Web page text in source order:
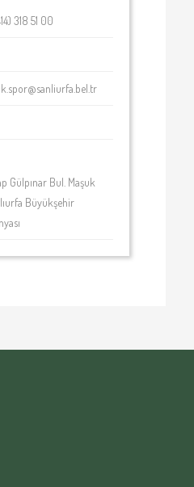
318 51 00
Gülpınar Bul. Maşuk
Büyükşehir